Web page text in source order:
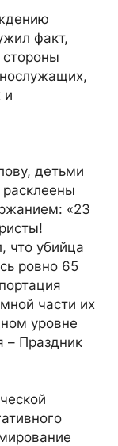
факт,
и
детьми
«23
что убийца
ровно 65
части их
уровне
– Праздник